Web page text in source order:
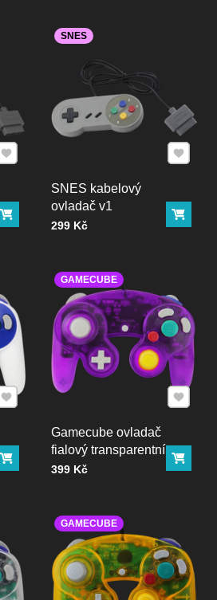
Do košíku
Přidat k Oblíbeným
SNES kabelový
ovladač v1
Cena bez DPH
299 Kč Do
SNES
Přidat k
Do košíku
Přidat k Oblíbeným
Gamecube ovladač
fialový transparentní
Cena bez DPH
399 Kč Do
GAMECUBE
Přidat k
GAMECUBE